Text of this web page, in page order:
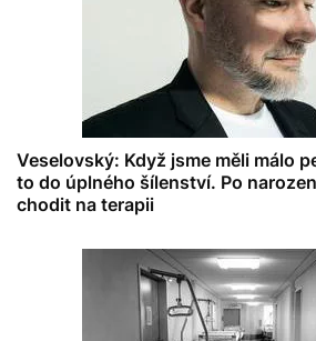
Veselovský: Když jsme měli málo
to do úplného šílenství. Po
chodit na terapii